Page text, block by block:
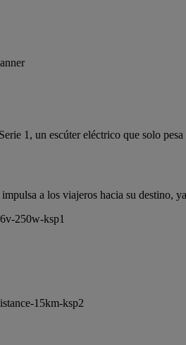
1, un escúter eléctrico que solo
a los viajeros hacia su destino,